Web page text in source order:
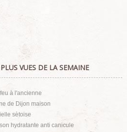
VUES DE LA SEMAINE
à l'ancienne
de Dijon maison
sètoise
hydratante anti canicule